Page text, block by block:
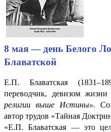
8 мая — день Белого
Блаватской
Е.П. Блаватская
переводчик, девизом
религии выше Истины».
автор трудов «Тайная
«Е.П. Блаватская — это